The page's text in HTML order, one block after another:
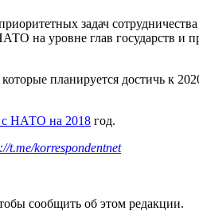
задач
на уровне глав государств и
планируется достичь к
с НАТО на 2018 год.
t.me/korrespondentnet
сообщить об этом редакции.